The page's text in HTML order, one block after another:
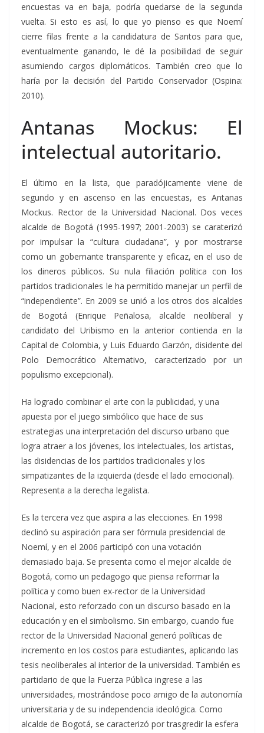
encuestas va en baja, podría quedarse de la segunda
vuelta. Si esto es así, lo que yo pienso es que Noemí
cierre filas frente a la candidatura de Santos para que,
eventualmente ganando, le dé la posibilidad de seguir
asumiendo cargos diplomáticos. También creo que lo
haría por la decisión del Partido Conservador (Ospina:
2010).
Antanas Mockus: El
intelectual autoritario.
El último en la lista, que paradójicamente viene de
segundo y en ascenso en las encuestas, es Antanas
Mockus. Rector de la Universidad Nacional. Dos veces
alcalde de Bogotá (1995-1997; 2001-2003) se caraterizó
por impulsar la “cultura ciudadana”, y por mostrarse
como un gobernante transparente y eficaz, en el uso de
los dineros públicos. Su nula filiación política con los
partidos tradicionales le ha permitido manejar un perfil de
“independiente”. En 2009 se unió a los otros dos alcaldes
de Bogotá (Enrique Peñalosa, alcalde neoliberal y
candidato del Uribismo en la anterior contienda en la
Capital de Colombia, y Luis Eduardo Garzón, disidente del
Polo Democrático Alternativo, caracterizado por un
populismo excepcional).
Ha logrado combinar el arte con la publicidad, y una
apuesta por el juego simbólico que hace de sus
estrategias una interpretación del discurso urbano que
logra atraer a los jóvenes, los intelectuales, los artistas,
las disidencias de los partidos tradicionales y los
simpatizantes de la izquierda (desde el lado emocional).
Representa a la derecha legalista.
Es la tercera vez que aspira a las elecciones. En 1998
declinó su aspiración para ser fórmula presidencial de
Noemí, y en el 2006 participó con una votación
demasiado baja. Se presenta como el mejor alcalde de
Bogotá, como un pedagogo que piensa reformar la
política y como buen ex-rector de la Universidad
Nacional, esto reforzado con un discurso basado en la
educación y en el simbolismo. Sin embargo, cuando fue
rector de la Universidad Nacional generó políticas de
incremento en los costos para estudiantes, aplicando las
tesis neoliberales al interior de la universidad. También es
partidario de que la Fuerza Pública ingrese a las
universidades, mostrándose poco amigo de la autonomía
universitaria y de su independencia ideológica. Como
alcalde de Bogotá, se caracterizó por trasgredir la esfera